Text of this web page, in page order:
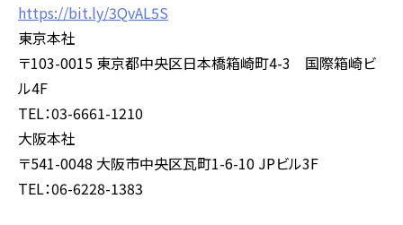
https://bit.ly/3QvAL5S
東京本社
〒103-0015 東京都中央区日本橋箱崎町4-3 国際箱崎ビ
ル4F
TEL：03-6661-1210
大阪本社
〒541-0048 大阪市中央区瓦町1-6-10 JPビル3F
TEL：06-6228-1383